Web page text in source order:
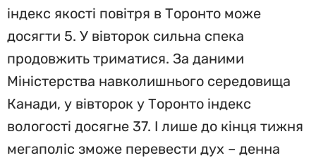
індекс якості повітря в Торонто може
досягти 5. У вівторок сильна спека
продовжить триматися. За даними
Міністерства навколишнього середовища
Канади, у вівторок у Торонто індекс
вологості досягне 37. І лише до кінця тижня
мегаполіс зможе перевести дух – денна